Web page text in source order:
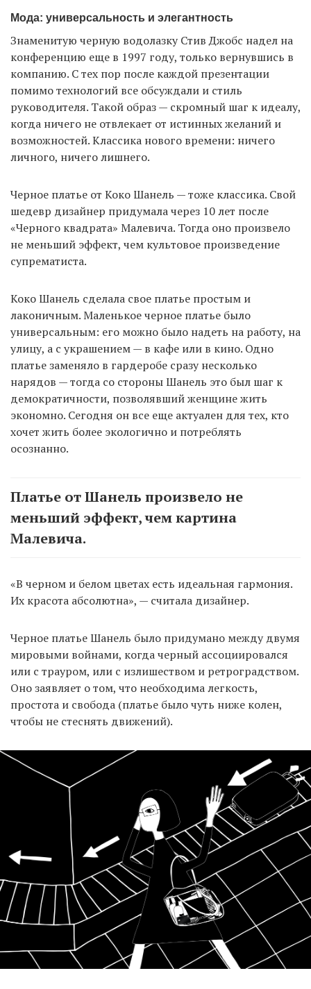
Мода: универсальность и элегантность
Знаменитую черную водолазку Стив Джобс надел на
конференцию еще в 1997 году, только вернувшись в
компанию. С тех пор после каждой презентации
помимо технологий все обсуждали и стиль
руководителя. Такой образ — скромный шаг к идеалу,
когда ничего не отвлекает от истинных желаний и
возможностей. Классика нового времени: ничего
личного, ничего лишнего.
Черное платье от Коко Шанель — тоже классика. Свой
шедевр дизайнер придумала через 10 лет после
«Черного квадрата» Малевича. Тогда оно произвело
не меньший эффект, чем культовое произведение
супрематиста.
Коко Шанель сделала свое платье простым и
лаконичным. Маленькое черное платье было
универсальным: его можно было надеть на работу, на
улицу, а с украшением — в кафе или в кино. Одно
платье заменяло в гардеробе сразу несколько
нарядов — тогда со стороны Шанель это был шаг к
демократичности, позволявший женщине жить
экономно. Сегодня он все еще актуален для тех, кто
хочет жить более экологично и потреблять
осознанно.
Платье от Шанель произвело не
меньший эффект, чем картина
Малевича.
«В черном и белом цветах есть идеальная гармония.
Их красота абсолютна», — считала дизайнер.
Черное платье Шанель было придумано между двумя
мировыми войнами, когда черный ассоциировался
или с трауром, или с излишеством и ретроградством.
Оно заявляет о том, что необходима легкость,
простота и свобода (платье было чуть ниже колен,
чтобы не стеснять движений).